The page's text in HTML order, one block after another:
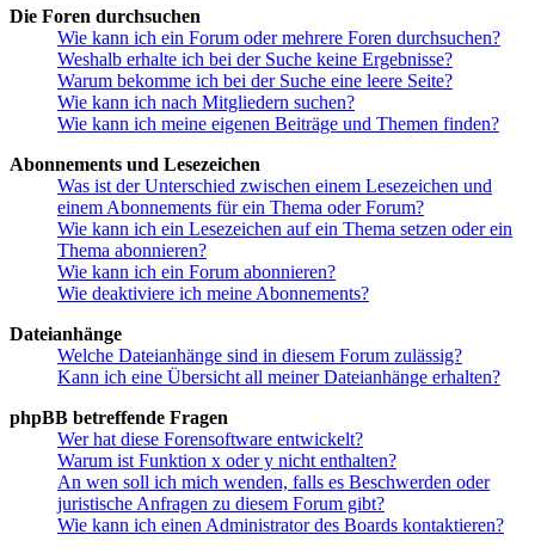
Die Foren durchsuchen
Wie kann ich ein Forum oder mehrere Foren durchsuchen?
Weshalb erhalte ich bei der Suche keine Ergebnisse?
Warum bekomme ich bei der Suche eine leere Seite?
Wie kann ich nach Mitgliedern suchen?
Wie kann ich meine eigenen Beiträge und Themen finden?
Abonnements und Lesezeichen
Was ist der Unterschied zwischen einem Lesezeichen und
einem Abonnements für ein Thema oder Forum?
Wie kann ich ein Lesezeichen auf ein Thema setzen oder ein
Thema abonnieren?
Wie kann ich ein Forum abonnieren?
Wie deaktiviere ich meine Abonnements?
Dateianhänge
Welche Dateianhänge sind in diesem Forum zulässig?
Kann ich eine Übersicht all meiner Dateianhänge erhalten?
phpBB betreffende Fragen
Wer hat diese Forensoftware entwickelt?
Warum ist Funktion x oder y nicht enthalten?
An wen soll ich mich wenden, falls es Beschwerden oder
juristische Anfragen zu diesem Forum gibt?
Wie kann ich einen Administrator des Boards kontaktieren?